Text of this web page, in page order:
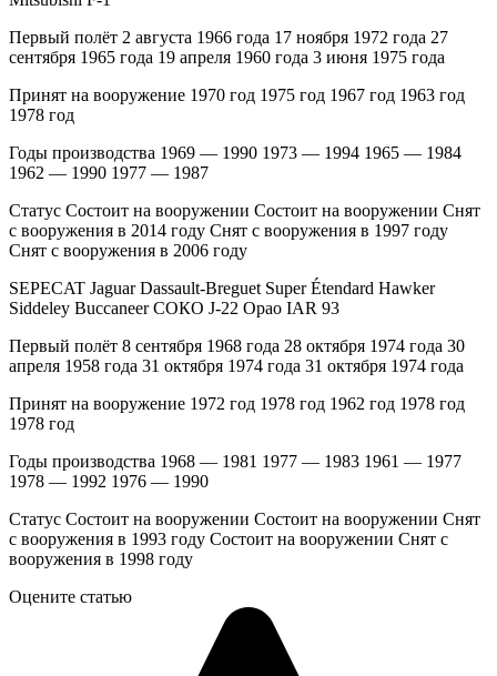
Первый полёт 2 августа 1966 года 17 ноября 1972 года 27
сентября 1965 года 19 апреля 1960 года 3 июня 1975 года
Принят на вооружение 1970 год 1975 год 1967 год 1963 год
1978 год
Годы производства 1969 — 1990 1973 — 1994 1965 — 1984
1962 — 1990 1977 — 1987
Статус Состоит на вооружении Состоит на вооружении Снят
с вооружения в 2014 году Снят с вооружения в 1997 году
Снят с вооружения в 2006 году
SEPECAT Jaguar Dassault-Breguet Super Étendard Hawker
Siddeley Buccaneer СОКО J-22 Орао IAR 93
Первый полёт 8 сентября 1968 года 28 октября 1974 года 30
апреля 1958 года 31 октября 1974 года 31 октября 1974 года
Принят на вооружение 1972 год 1978 год 1962 год 1978 год
1978 год
Годы производства 1968 — 1981 1977 — 1983 1961 — 1977
1978 — 1992 1976 — 1990
Статус Состоит на вооружении Состоит на вооружении Снят
с вооружения в 1993 году Состоит на вооружении Снят с
вооружения в 1998 году
Оцените статью